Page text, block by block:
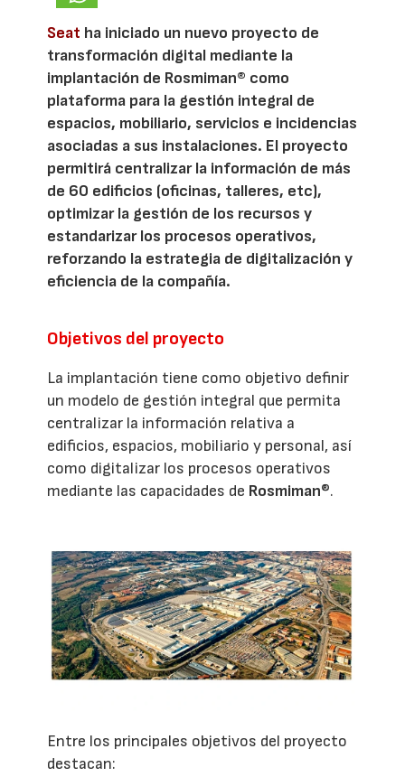
Seat ha iniciado un nuevo proyecto de
transformación digital mediante la
implantación de Rosmiman® como
plataforma para la gestión integral de
espacios, mobiliario, servicios e incidencias
asociadas a sus instalaciones. El proyecto
permitirá centralizar la información de más
de 60 edificios (oficinas, talleres, etc),
optimizar la gestión de los recursos y
estandarizar los procesos operativos,
reforzando la estrategia de digitalización y
eficiencia de la compañía.
Objetivos del proyecto
La implantación tiene como objetivo definir
un modelo de gestión integral que permita
centralizar la información relativa a
edificios, espacios, mobiliario y personal, así
como digitalizar los procesos operativos
mediante las capacidades de Rosmiman®.
Entre los principales objetivos del proyecto
destacan: